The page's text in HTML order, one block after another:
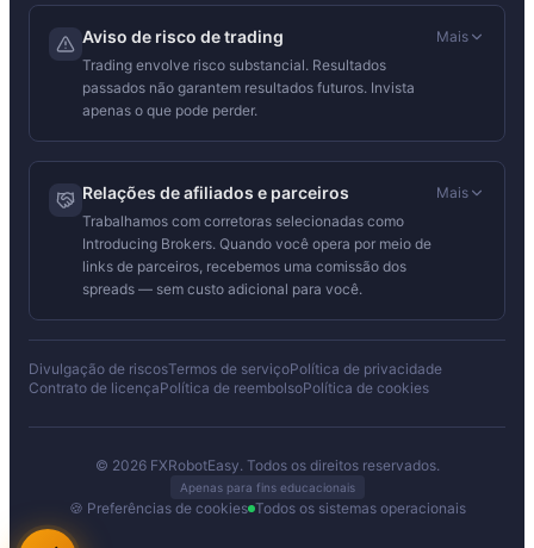
Aviso de risco de trading
Trading envolve risco substancial. Resultados
passados não garantem resultados futuros. Invista
apenas o que pode perder.
Mais
Relações de afiliados e parceiros
Trabalhamos com corretoras selecionadas como
Introducing Brokers. Quando você opera por meio de
links de parceiros, recebemos uma comissão dos
spreads — sem custo adicional para você.
Mais
Divulgação de riscosTermos de serviçoPolítica de privacidade
Contrato de licençaPolítica de reembolsoPolítica de cookies
© 2026 FXRobotEasy. Todos os direitos reservados.
Apenas para fins educacionais
🍪 Preferências de cookies Todos os sistemas operacionais